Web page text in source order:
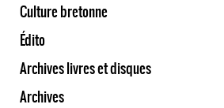
Culture bretonne
Édito
Archives livres et disques
Archives